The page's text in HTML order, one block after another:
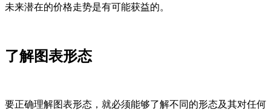
未来潜在的价格走势是有可能获益的。
了解图表形态
要正确理解图表形态，就必须能够了解不同的形态及其对任何